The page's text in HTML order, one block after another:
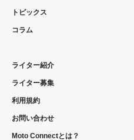
トピックス
コラム
ライター紹介
ライター募集
利用規約
お問い合わせ
Moto Connectとは？